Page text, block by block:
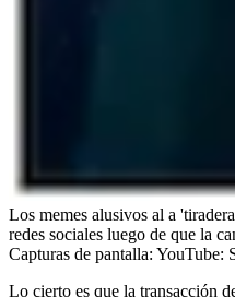
Los memes alusivos al a
redes sociales luego de que la
Capturas de pantalla:
Lo cierto es que la transacción